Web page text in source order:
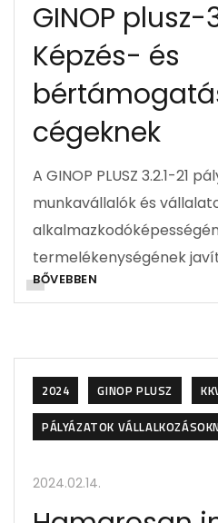
GINOP plusz-
Képzés- és
cégeknek
A GINOP PLUSZ 3.2.1-21
munkavállalók és
termelékenységének
BŐVEBBEN
2024 GINOP PLUSZ
PÁLYÁZATOK
2024.02.14.